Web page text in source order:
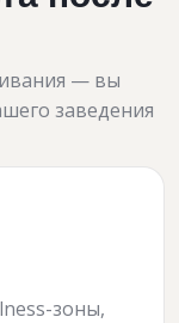
— вы
заведения
зоны,